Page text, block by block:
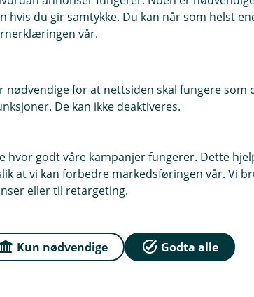
15:00
hvis du gir samtykke. Du kan når som helst
vår.
nødvendige for at nettsiden skal fungere som
De kan ikke deaktiveres.
hvor godt våre kampanjer fungerer. Dette
at vi kan forbedre markedsføringen vår. Vi
eller til retargeting.
Kun nødvendige Godta alle